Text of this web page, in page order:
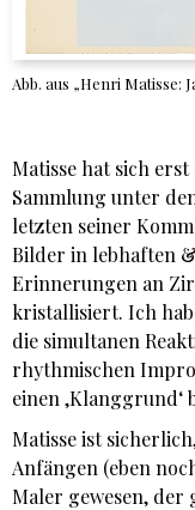
Abb. aus „Henri Matisse:
Matisse hat sich
Sammlung unter
letzten seiner
Bilder in lebhaften
Erinnerungen an
kristallisiert. Ich
die simultanen
rhythmischen
einen
Matisse ist
Anfängen (eben
Maler gewesen, der